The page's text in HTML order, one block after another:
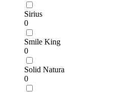
Sirius
0
Smile King
0
Solid Natura
0